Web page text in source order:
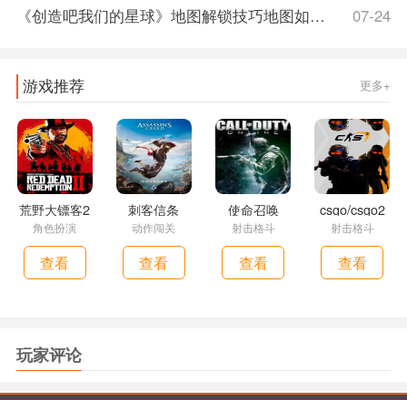
07-24
《创造吧我们的星球》地图解锁技巧地图如何解锁，创造吧我们的星球什么时候上线
游戏推荐 更多+
荒野大镖客2
角色扮演
查看
刺客信条
动作闯关
查看
使命召唤
射击格斗
查看
csgo/csgo2
射击格斗
查看
玩家评论